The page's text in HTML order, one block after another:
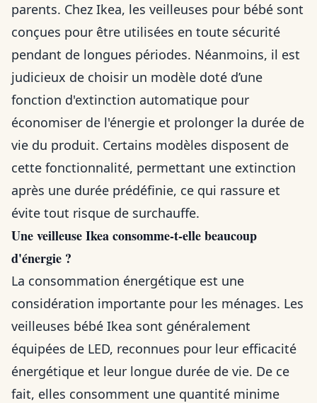
parents. Chez Ikea, les veilleuses pour bébé sont
conçues pour être utilisées en toute sécurité
pendant de longues périodes. Néanmoins, il est
judicieux de choisir un modèle doté d’une
fonction d'extinction automatique pour
économiser de l'énergie et prolonger la durée de
vie du produit. Certains modèles disposent de
cette fonctionnalité, permettant une extinction
après une durée prédéfinie, ce qui rassure et
évite tout risque de surchauffe.
Une veilleuse Ikea consomme-t-elle beaucoup
d'énergie ?
La consommation énergétique est une
considération importante pour les ménages. Les
veilleuses bébé Ikea sont généralement
équipées de LED, reconnues pour leur efficacité
énergétique et leur longue durée de vie. De ce
fait, elles consomment une quantité minime